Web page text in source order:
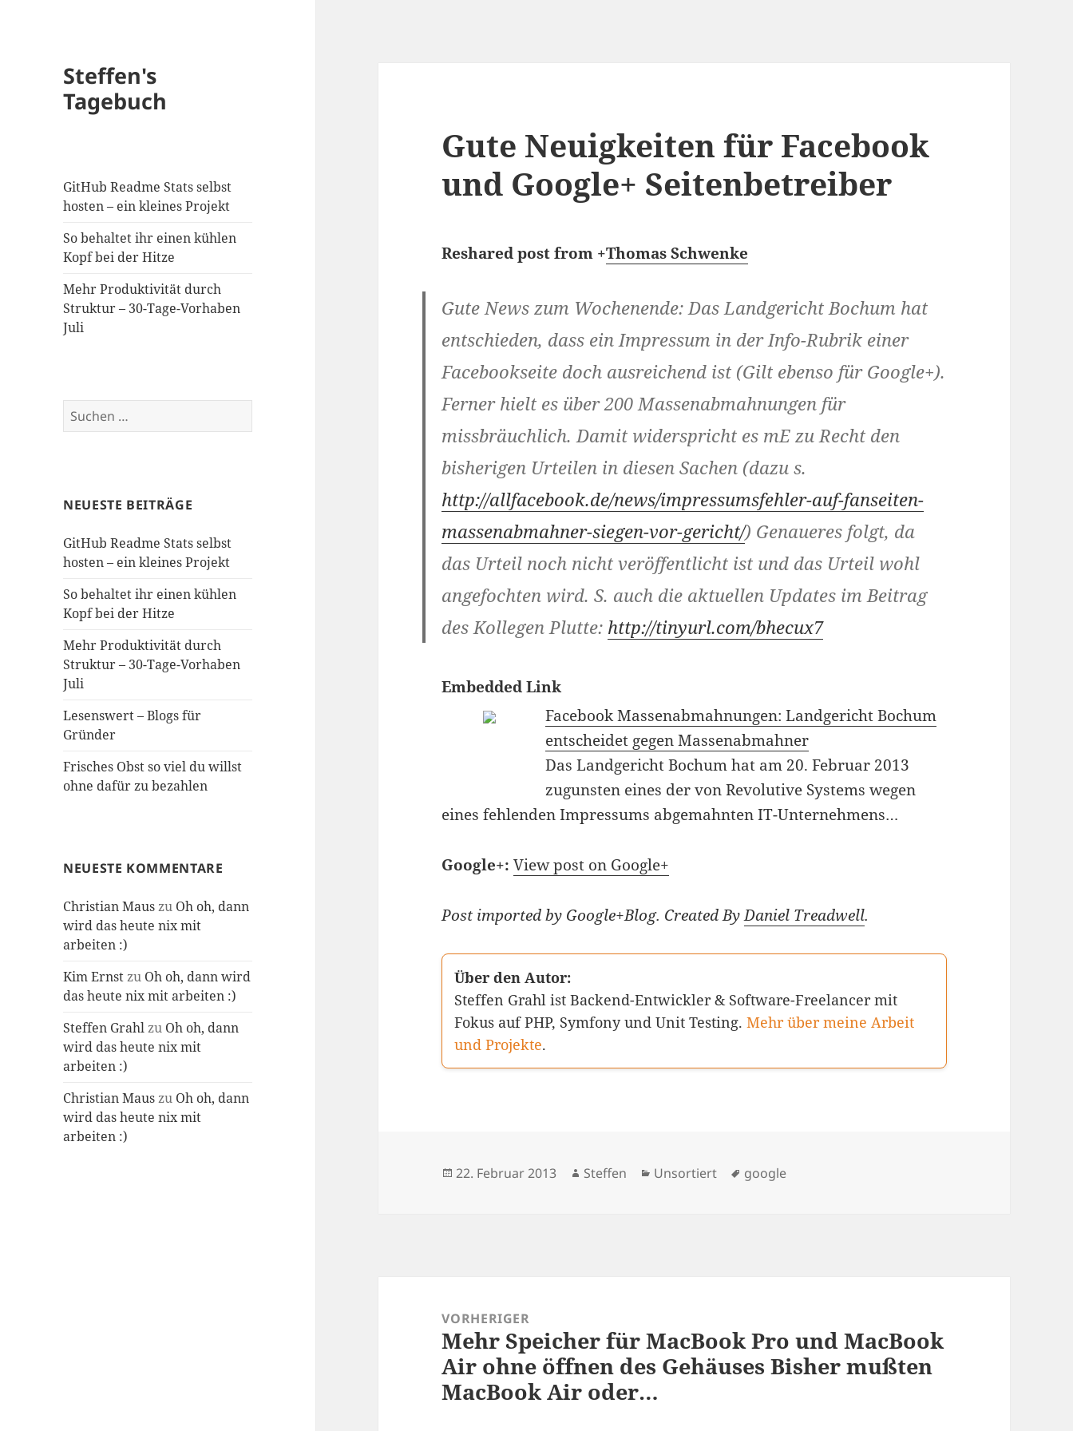
Steffen's
Tagebuch
GitHub Readme Stats selbst
hosten – ein kleines Projekt
So behaltet ihr einen kühlen
Kopf bei der Hitze
Mehr Produktivität durch
Struktur – 30-Tage-Vorhaben
Juli
Suchen
nach:
NEUESTE BEITRÄGE
GitHub Readme Stats selbst
hosten – ein kleines Projekt
So behaltet ihr einen kühlen
Kopf bei der Hitze
Mehr Produktivität durch
Struktur – 30-Tage-Vorhaben
Juli
Lesenswert – Blogs für
Gründer
Frisches Obst so viel du willst
ohne dafür zu bezahlen
NEUESTE KOMMENTARE
Christian Mauszu Oh oh, dann
wird das heute nix mit
arbeiten :)
Kim Ernstzu Oh oh, dann wird
das heute nix mit arbeiten :)
Steffen Grahlzu Oh oh, dann
wird das heute nix mit
arbeiten :)
Christian Mauszu Oh oh, dann
wird das heute nix mit
arbeiten :)
Gute Neuigkeiten für Facebook
und Google+ Seitenbetreiber
Reshared post from +Thomas Schwenke
Gute News zum Wochenende: Das Landgericht Bochum hat
entschieden, dass ein Impressum in der Info-Rubrik einer
Facebookseite doch ausreichend ist (Gilt ebenso für Google+).
Ferner hielt es über 200 Massenabmahnungen für
missbräuchlich. Damit widerspricht es mE zu Recht den
bisherigen Urteilen in diesen Sachen (dazu s.
http://allfacebook.de/news/impressumsfehler-auf-fanseiten-
massenabmahner-siegen-vor-gericht/) Genaueres folgt, da
das Urteil noch nicht veröffentlicht ist und das Urteil wohl
angefochten wird. S. auch die aktuellen Updates im Beitrag
des Kollegen Plutte: http://tinyurl.com/bhecux7
Embedded Link
Facebook Massenabmahnungen: Landgericht Bochum
entscheidet gegen Massenabmahner
Das Landgericht Bochum hat am 20. Februar 2013
zugunsten eines der von Revolutive Systems wegen
eines fehlenden Impressums abgemahnten IT-Unternehmens…
Google+: View post on Google+
Post imported by Google+Blog. Created ByDaniel Treadwell.
Über den Autor:
Steffen Grahl ist Backend-Entwickler & Software-Freelancer mit
Fokus auf PHP, Symfony und Unit Testing.Mehr über meine Arbeit
und Projekte.
Veröffentlicht
22. Februar 2013 Autor
Steffen Kategorien
Unsortiert Schlagwörter
google
VORHERIGER
Vorheriger
Beitrag:
Mehr Speicher für MacBook Pro und MacBook
Air ohne öffnen des Gehäuses Bisher mußten
MacBook Air oder…